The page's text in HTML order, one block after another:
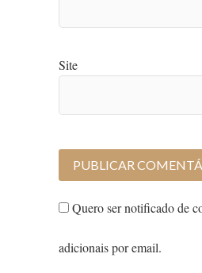
Site
Quero ser notificado de
adicionais por email.